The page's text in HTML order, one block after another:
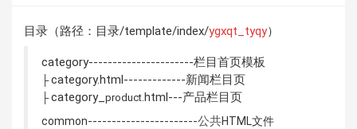
目录（路径：目录/template/index/ygxqt_tyqy）
category----------------------栏目首页模板
├category.html-------------新闻栏目页
├category_ product .html---产品栏目页
common-----------------------公共HTML文件